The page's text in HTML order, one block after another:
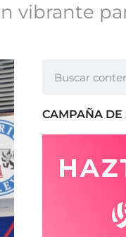
vibrante
CAMPAÑA DE